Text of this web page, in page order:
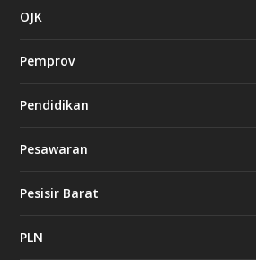
OJK
Pemprov
Pendidikan
Pesawaran
Pesisir Barat
PLN